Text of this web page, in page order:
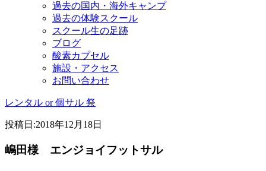
過去の国内・海外キャンプ
過去の体験スクール
スクール生の足跡
ブログ
酸素カプセル
施設・アクセス
お問い合わせ
レンタル or 個サル 祭
投稿日:2018年12月18日
嶋田様 エンジョイフットサル